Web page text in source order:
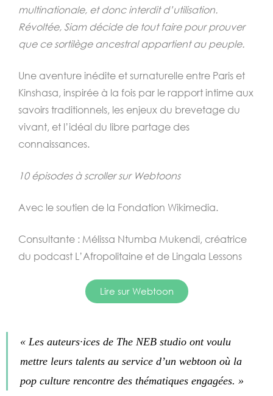
multinationale, et donc interdit d’utilisation.
Révoltée, Siam décide de tout faire pour prouver
que ce sortilège ancestral appartient au peuple.
Une aventure inédite et surnaturelle entre Paris et
Kinshasa, inspirée à la fois par le rapport intime aux
savoirs traditionnels, les enjeux du brevetage du
vivant, et l’idéal du libre partage des
connaissances.
10 épisodes à scroller sur Webtoons
Avec le soutien de la Fondation Wikimedia.
Consultante : Mélissa Ntumba Mukendi, créatrice
du podcast L’Afropolitaine et de Lingala Lessons
Lire sur Webtoon
« Les auteurs·ices de The NEB studio ont voulu
mettre leurs talents au service d’un webtoon où la
pop culture rencontre des thématiques engagées. »